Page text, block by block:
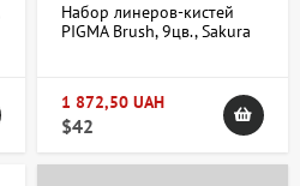
Набор линеров-кистей
PIGMA Brush, 9цв., Sakura
1 872,50 UAH
$42